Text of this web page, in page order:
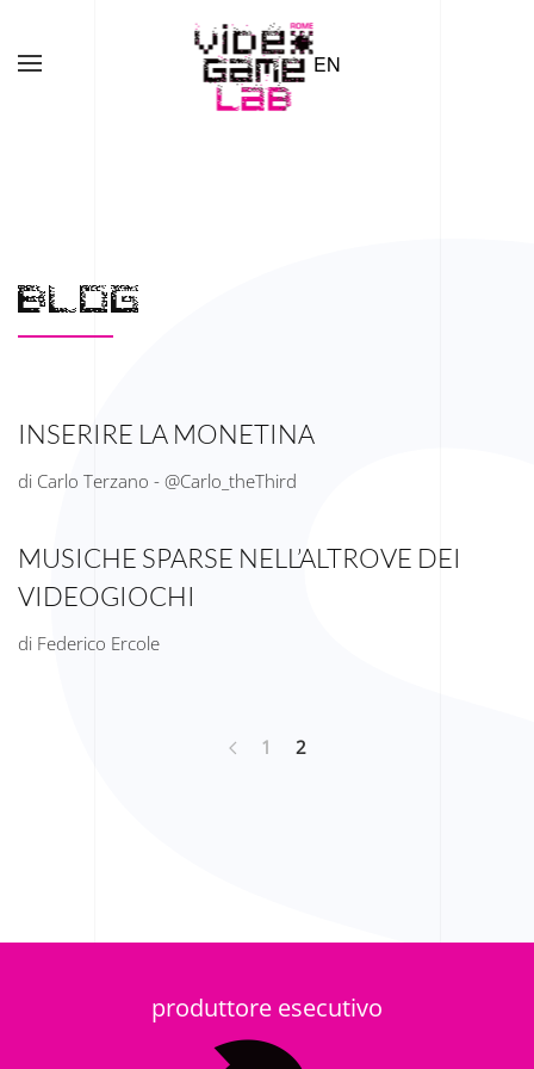
Skip to main content EN
BLOG
INSERIRE LA MONETINA
di Carlo Terzano - @Carlo_theThird
MUSICHE SPARSE NELL’ALTROVE DEI
VIDEOGIOCHI
di Federico Ercole
1 2
produttore esecutivo